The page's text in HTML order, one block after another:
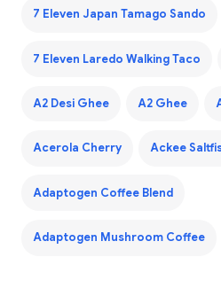
7 Eleven Japan Tamago Sando
7 Eleven Laredo Walking Taco
A2 Desi Ghee A2 Ghee
Acerola Cherry Ackee
Adaptogen Coffee Blend
Adaptogen Mushroom Coffee